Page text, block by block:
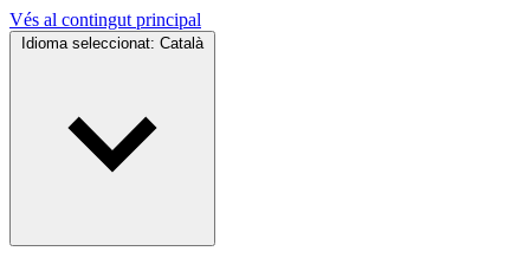
Vés al contingut principal
Idioma seleccionat: Català